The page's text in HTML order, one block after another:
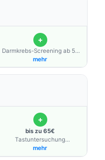
+
Darmkrebs-Screening ab 55
Jahre (alle 2 Jahre Stuhltest
oder 2 Darmspiegelungen im
Abstand von mindestens 10
mehr
+
bis zu 65€
Tastuntersuchung
"discovering hands"; über
Bonusprogramm möglich
mehr